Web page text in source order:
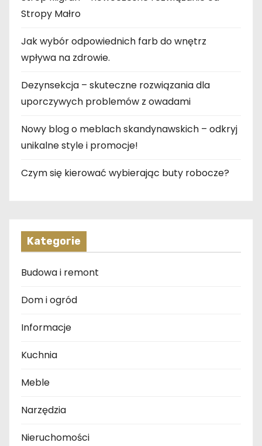
Stropy Małro
Jak wybór odpowiednich farb do wnętrz
wpływa na zdrowie.
Dezynsekcja – skuteczne rozwiązania dla
uporczywych problemów z owadami
Nowy blog o meblach skandynawskich – odkryj
unikalne style i promocje!
Czym się kierować wybierając buty robocze?
Kategorie
Budowa i remont
Dom i ogród
Informacje
Kuchnia
Meble
Narzędzia
Nieruchomości